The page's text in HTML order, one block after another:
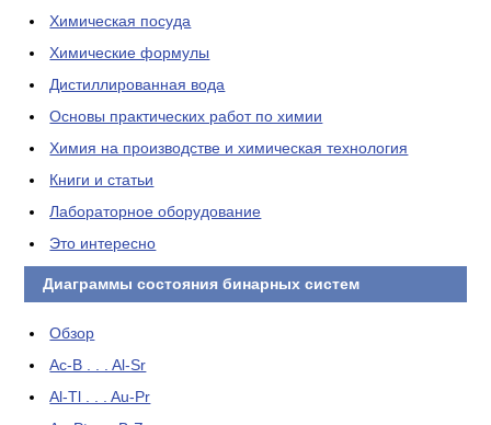
Химическая посуда
Химические формулы
Дистиллированная вода
Основы практических работ по химии
Химия на производстве и химическая технология
Книги и статьи
Лабораторное оборудование
Это интересно
Диаграммы состояния бинарных систем
Обзор
Ac-B . . . Al-Sr
Al-Tl . . . Au-Pr